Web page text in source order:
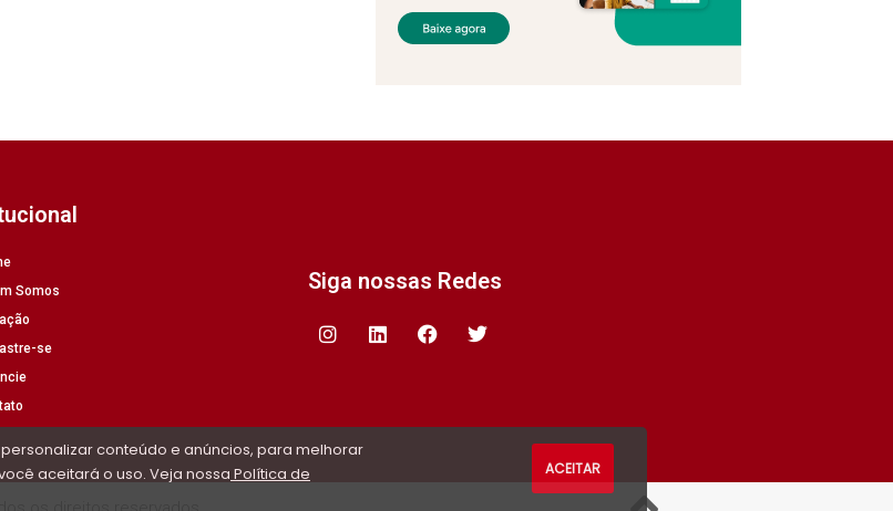
Somos
se
Siga nossas Redes
conteúdo e anúncios, para melhorar
aceitará o uso. Veja nossa Política de
ACEITAR